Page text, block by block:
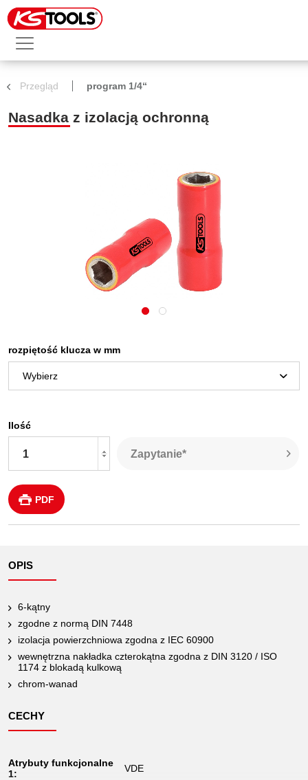
Przegląd program 1/4“
Nasadka z izolacją ochronną
rozpiętość klucza w mm
Ilość
Zapytanie*
PDF
OPIS
6-kątny
zgodne z normą DIN 7448
izolacja powierzchniowa zgodna z IEC 60900
wewnętrzna nakładka czterokątna zgodna z DIN 3120 / ISO
1174 z blokadą kulkową
chrom-wanad
CECHY
Atrybuty funkcjonalne
1:
VDE